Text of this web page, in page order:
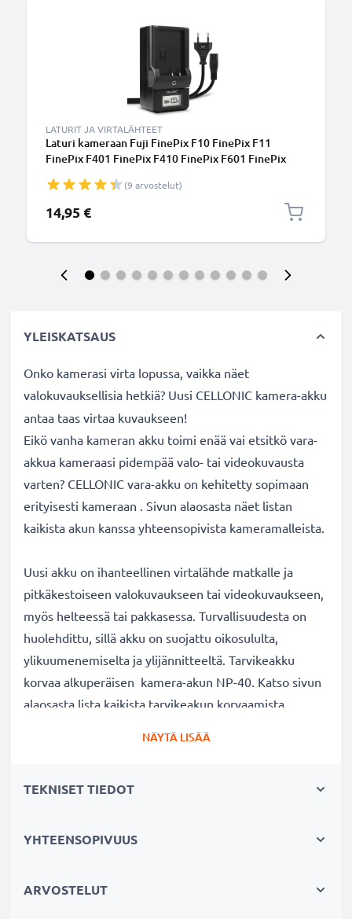
LATURIT JA VIRTALÄHTEET
Laturi kameraan Fuji FinePix F10 FinePix F11
FinePix F401 FinePix F410 FinePix F601 FinePix
(9 arvostelut)
14,95 €
YLEISKATSAUS
Onko kamerasi virta lopussa, vaikka näet
valokuvauksellisia hetkiä? Uusi CELLONIC kamera-akku
antaa taas virtaa kuvaukseen!
Eikö vanha kameran akku toimi enää vai etsitkö vara-
akkua kameraasi pidempää valo- tai videokuvausta
varten? CELLONIC vara-akku on kehitetty sopimaan
erityisesti kameraan . Sivun alaosasta näet listan
kaikista akun kanssa yhteensopivista kameramalleista.
Uusi akku on ihanteellinen virtalähde matkalle ja
pitkäkestoiseen valokuvaukseen tai videokuvaukseen,
myös helteessä tai pakkasessa. Turvallisuudesta on
huolehdittu, sillä akku on suojattu oikosululta,
ylikuumenemiselta ja ylijännitteeltä. Tarvikeakku
korvaa alkuperäisen kamera-akun NP-40. Katso sivun
alaosasta lista kaikista tarvikeakun korvaamista
✔100% yhteensopiva vaihtoakku
✔ Suuri kapasiteetti ja pitkä käyttöaika
- laadukas
✔ Nauti vapaudesta ja riippumattomuudesta
NÄYTÄ LISÄÄ
TEKNISET TIEDOT
YHTEENSOPIVUUS
ARVOSTELUT